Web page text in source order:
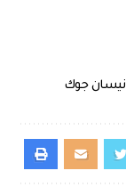
نيسان جوك